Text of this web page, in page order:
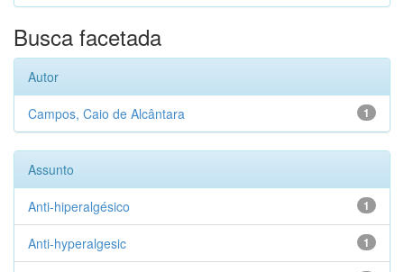
Busca facetada
Autor
1
Campos, Caio de Alcântara
Assunto
1
Anti-hiperalgésico
1
Anti-hyperalgesic